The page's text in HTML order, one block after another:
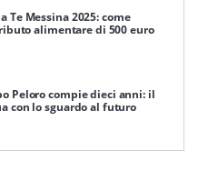
Te Messina 2025: come
alimentare di 500 euro
Peloro compie dieci anni: il
con lo sguardo al futuro